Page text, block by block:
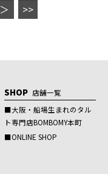
＞ >>
SHOP 店舗一覧
大阪・船場生まれのタル
ト専門店BOMBOMY本町
ONLINE SHOP